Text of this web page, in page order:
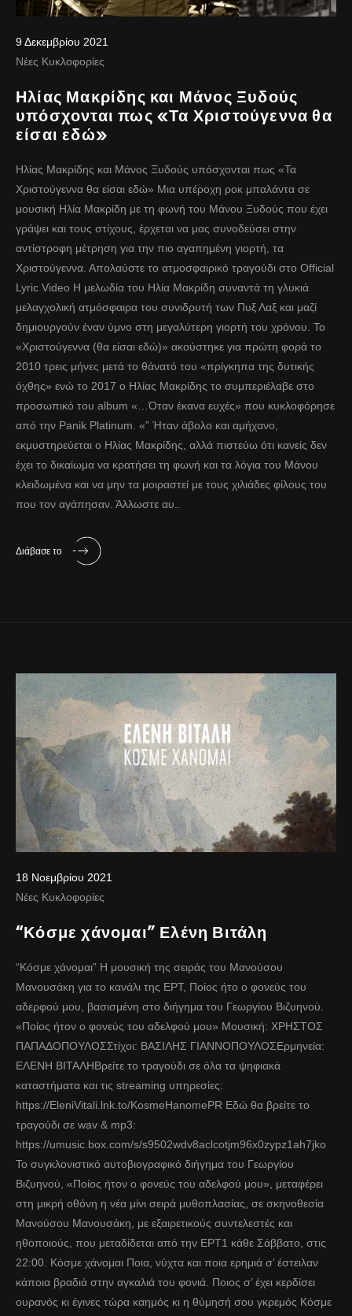
9 Δεκεμβρίου 2021
Νέες Κυκλοφορίες
Ηλίας Μακρίδης και Μάνος Ξυδούς
υπόσχονται πως «Τα Χριστούγεννα θα
είσαι εδώ»
Ηλίας Μακρίδης και Μάνος Ξυδούς υπόσχονται πως «Τα
Χριστούγεννα θα είσαι εδώ» Μια υπέροχη ροκ μπαλάντα σε
μουσική Ηλία Μακρίδη με τη φωνή του Μάνου Ξυδούς που έχει
γράψει και τους στίχους, έρχεται να μας συνοδεύσει στην
αντίστροφη μέτρηση για την πιο αγαπημένη γιορτή, τα
Χριστούγεννα. Απολαύστε το ατμοσφαιρικό τραγούδι στο Official
Lyric Video Η μελωδία του Ηλία Μακρίδη συναντά τη γλυκιά
μελαγχολική ατμόσφαιρα του συνιδρυτή των Πυξ Λαξ και μαζί
δημιουργούν έναν ύμνο στη μεγαλύτερη γιορτή του χρόνου. Το
«Χριστούγεννα (θα είσαι εδώ)» ακούστηκε για πρώτη φορά το
2010 τρεις μήνες μετά το θάνατό του «πρίγκηπα της δυτικής
όχθης» ενώ το 2017 ο Ηλίας Μακρίδης το συμπεριέλαβε στο
προσωπικό του album «…Όταν έκανα ευχές» που κυκλοφόρησε
από την Panik Platinum. «” Ήταν άβολο και αμήχανο,
εκμυστηρεύεται ο Ηλίας Μακρίδης, αλλά πιστεύω ότι κανείς δεν
έχει το δικαίωμα να κρατήσει τη φωνή και τα λόγια του Μάνου
κλειδωμένα και να μην τα μοιραστεί με τους χιλιάδες φίλους του
που τον αγάπησαν. Άλλωστε αυ..
Διάβασε το
18 Νοεμβρίου 2021
Νέες Κυκλοφορίες
“Κόσμε χάνομαι” Ελένη Βιτάλη
“Κόσμε χάνομαι” Η μουσική της σειράς του Μανούσου
Μανουσάκη για το κανάλι της ΕΡΤ, Ποίος ήτο ο φονεύς του
αδερφού μου, βασισμένη στο διήγημα του Γεωργίου Βιζυηνού.
«Ποίος ήτον ο φονεύς του αδελφού μου» Μουσική: ΧΡΗΣΤΟΣ
ΠΑΠΑΔΟΠΟΥΛΟΣΣτίχοι: ΒΑΣΙΛΗΣ ΓΙΑΝΝΟΠΟΥΛΟΣΕρμηνεία:
ΕΛΕΝΗ ΒΙΤΑΛΗΒρείτε το τραγούδι σε όλα τα ψηφιακά
καταστήματα και τις streaming υπηρεσίες:
https://EleniVitali.lnk.to/KosmeHanomePR Εδώ θα βρείτε το
τραγούδι σε wav & mp3:
https://umusic.box.com/s/s9502wdv8aclcotjm96x0zypz1ah7jko
Το συγκλονιστικό αυτοβιογραφικό διήγημα του Γεωργίου
Βιζυηνού, «Ποίος ήτον ο φονεύς του αδελφού μου», μεταφέρει
στη μικρή οθόνη η νέα μίνι σειρά μυθοπλασίας, σε σκηνοθεσία
Μανούσου Μανουσάκη, με εξαιρετικούς συντελεστές και
ηθοποιούς, που μεταδίδεται από την ΕΡΤ1 κάθε Σάββατο, στις
22:00. Κόσμε χάνομαι Ποια, νύχτα και ποια ερημιά σ’ έστειλαν
κάποια βραδιά στην αγκαλιά του φονιά. Ποιος σ’ έχει κερδίσει
ουρανός κι έγινες τώρα καημός κι η θύμησή σου γκρεμός Κόσμε